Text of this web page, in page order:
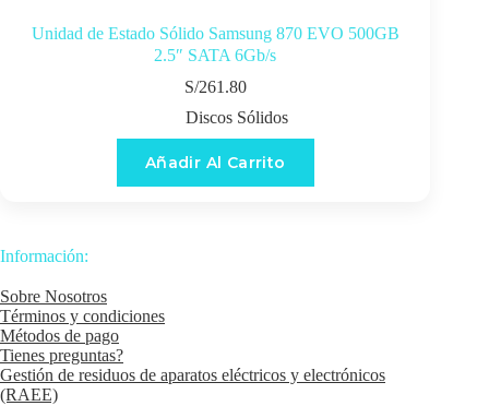
Unidad de Estado Sólido Samsung 870 EVO 500GB
2.5″ SATA 6Gb/s
S/261.80
Discos Sólidos
Añadir Al Carrito
Información:
Sobre Nosotros
Términos y condiciones
Métodos de pago
Tienes preguntas?
Gestión de residuos de aparatos eléctricos y electrónicos
(RAEE)